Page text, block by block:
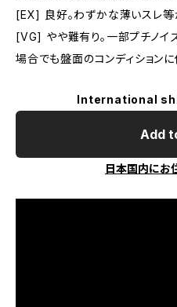
[EX] 良好。わずかな薄いスレ等
[VG] やや難有り。一部プチノイ
場合でも盤面のコンディション
International
Add
日本国内にお